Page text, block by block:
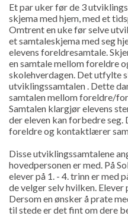
Et par uker før de 3
skjema med hjem, med et
Omtrent en uke før selve
et samtaleskjema med seg
elevens foreldresamtale.
en samtale mellom foreldre
skolehverdagen. Det utfylte
utviklingssamtalen . Dette
samtalen mellom foreldre/
Samtalen klargjør elevens
der eleven kan forbedre seg.
foreldre og kontaktlærer
Disse utviklingssamtalene
hovedpersonen er med. På
elever på 1. - 4. trinn er med
de velger selv hvilken. Elever
Dersom en ønsker å prate
til stede er det fint om dere